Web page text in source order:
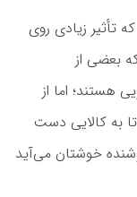
تأثیر زیادی روی
بعضی از
هستند؛ اما از
به کالایی دست
خوشتان می‌آید